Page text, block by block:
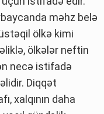
məhz belə
ölkə kimi
ölkələr neftin
necə istifadə
Diqqət
xalqının daha